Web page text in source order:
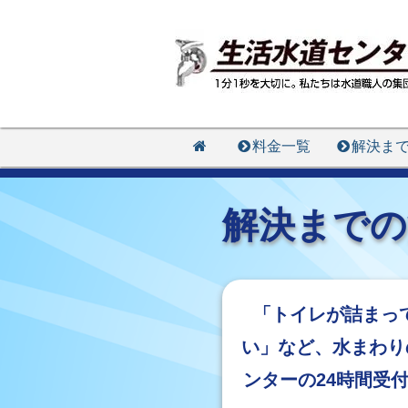
料金一覧 解決ま
解決まで
「トイレが詰ま
い」など、水まわ
ンターの24時間受